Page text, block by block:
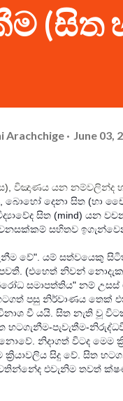
Arachchige June 03,
විඤාණය යන නම්වලින්ද
බොහෝ දෙනා සිත (හා
සිත (mind) යන
සහිතව
වේ". යම් සත්වයෙකු
(එහෙත් නිවන්
සමාපත්තිය" නම්
හටගත් පසු නිර්වාණය
වී යයි. සිත නැති වූ
හටගැනීම-පැවැතීම-
නිදාගත් විටද මෙම
සිදු වේ. සිත
එවැනිම තවත්